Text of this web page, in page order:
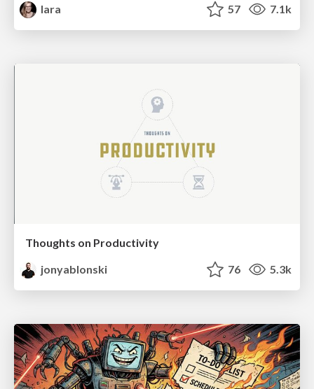
lara 57 7.1k
Thoughts on Productivity
jonyablonski
76 5.3k